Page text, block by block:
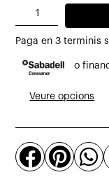
quantitat
Taula
auxiliar
x
40
cm
Paga en 3 terminis
o
Veure opcions
  